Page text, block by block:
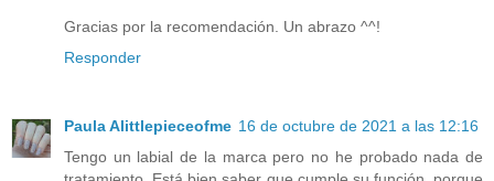
Gracias por la recomendación. Un abrazo ^^!
Responder
Paula Alittlepieceofme 16 de octubre de 2021 a las 12:16
Tengo un labial de la marca pero no he probado nada de